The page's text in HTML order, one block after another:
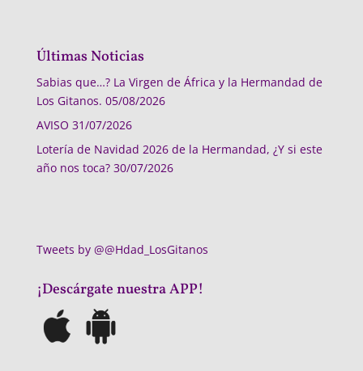
Últimas Noticias
Sabias que…? La Virgen de África y la Hermandad de
Los Gitanos. 05/08/2026
AVISO 31/07/2026
Lotería de Navidad 2026 de la Hermandad, ¿Y si este
año nos toca? 30/07/2026
Tweets by @@Hdad_LosGitanos
¡Descárgate nuestra APP!